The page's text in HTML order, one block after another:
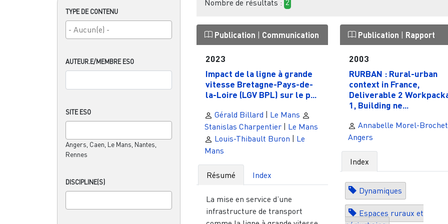
TYPE DE CONTENU
AUTEUR.E/MEMBRE ESO
SITE ESO
Angers, Caen, Le Mans, Nantes,
Rennes
DISCIPLINE(S)
Nombre de résultats : 2
Publication | Communication
2023
Impact de la ligne à grande
vitesse Bretagne-Pays-de-
la-Loire (LGV BPL) sur le p...
Gérald Billard | Le Mans
Stanislas Charpentier | Le Mans
Louis-Thibault Buron | Le
Mans
Résumé Index
La mise en service d’une
infrastructure de transport
Publication | Rapport
2003
RURBAN : Rural-urban
context in France,
Deliverable 2
1, Building ne...
Annabelle Morel-Brochet
Angers
Index
Dynamiques
Espaces ruraux et